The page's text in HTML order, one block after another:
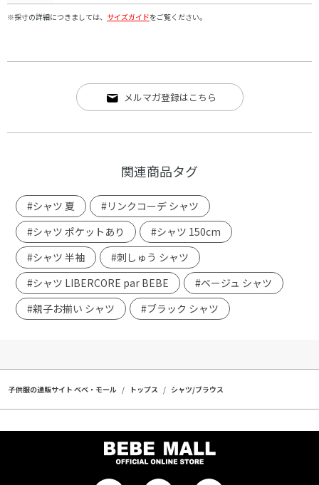
※採寸の詳細につきましては、 サイズガイドをご覧ください。
メルマガ登録はこちら
関連商品タグ
#シャツ 夏
#リンクコーデ シャツ
#シャツ ポケットあり
#シャツ 150cm
#シャツ 半袖
#刺しゅう シャツ
#シャツ LIBERCORE par BEBE
#ベージュ シャツ
#親子お揃い シャツ
#ブラック シャツ
子供服の通販サイト ベベ・モール トップス シャツ/ブラウス